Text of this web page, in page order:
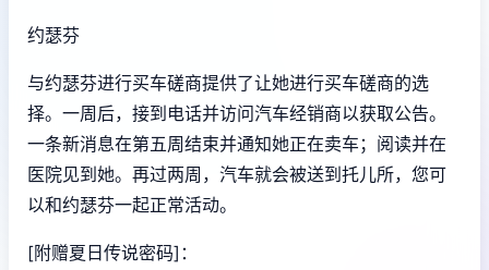
约瑟芬
与约瑟芬进行买车磋商提供了让她进行买车磋商的选
择。一周后，接到电话并访问汽车经销商以获取公告。
一条新消息在第五周结束并通知她正在卖车；阅读并在
医院见到她。再过两周，汽车就会被送到托儿所，您可
以和约瑟芬一起正常活动。
[附赠夏日传说密码]：